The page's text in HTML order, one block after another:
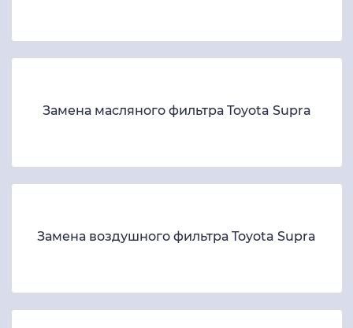
Замена масляного фильтра Toyota Supra
Замена воздушного фильтра Toyota Supra